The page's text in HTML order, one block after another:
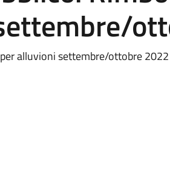
alluvioni settembre/ottobre 2022